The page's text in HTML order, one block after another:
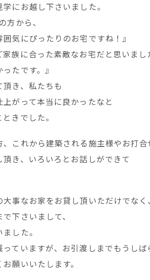
にお越し下さいました。
方から、
気にぴったりのお宅ですね！』
家族に合った素敵なお宅だと思いまし
たです。』
き、私たちも
がって本当に良かったなと
きでした。
これから建築される施主様やお打合
き、いろいろとお話しができて
事なお家をお貸し頂いただけでなく、
下さいまして、
した。
ていますが、お引渡しまでもうしば
願いいたします。